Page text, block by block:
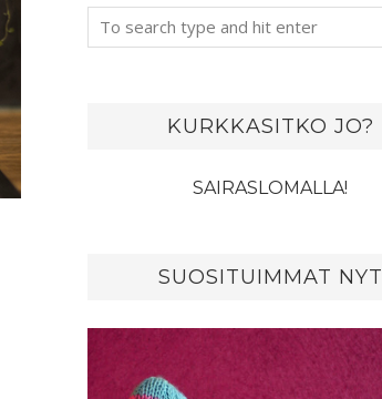
KURKKASITKO JO?
SAIRASLOMALLA!
SUOSITUIMMAT NYT